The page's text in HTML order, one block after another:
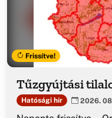
Frissítve!
Tűzgyújtási
Hatósági hír 2026.